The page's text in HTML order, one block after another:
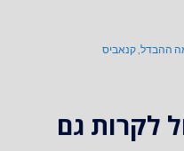
ההבדל,קנאביס
לקרות גם